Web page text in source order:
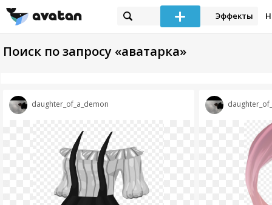
Эффекты
Поиск по запросу «аватарка»
daughter_of_a_demon